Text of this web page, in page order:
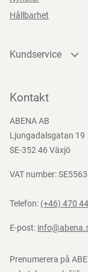
ingen dispenser.
Hållbarhet
Kundservice
Bli kund
Nedladdningar
Kontakt
ABENA AB
Ljungadalsgatan 19
SE-352 46 Växjö
VAT number:
Telefon: (+46) 470
E-post:
Prenumerera på